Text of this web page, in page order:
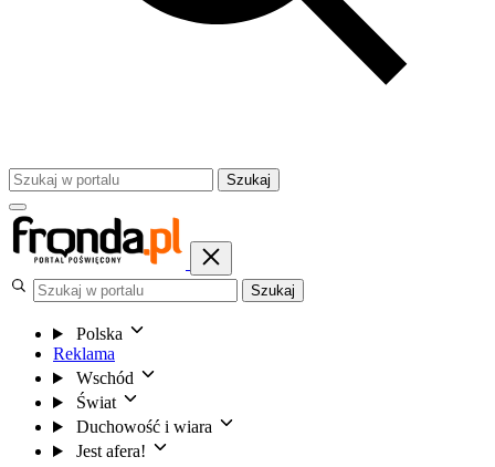
Szukaj
Szukaj
Polska
Reklama
Wschód
Świat
Duchowość i wiara
Jest afera!